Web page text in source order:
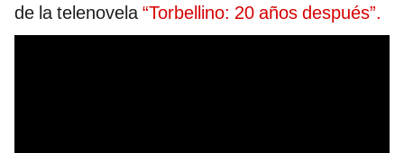
de la telenovela “Torbellino: 20 años después”.